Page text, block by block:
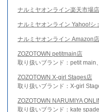
ナルミヤオンライン楽天市場店
ナルミヤオンライン Yahoo!シ
ナルミヤオンライン Amazon店
ZOZOTOWN petitmain店
取り扱いブランド：petit main
ZOZOTOWN X-girl Stages店
取り扱いブランド：X-girl
ZOZOTOWN NARUMIYA
取り扱いブランド：kate